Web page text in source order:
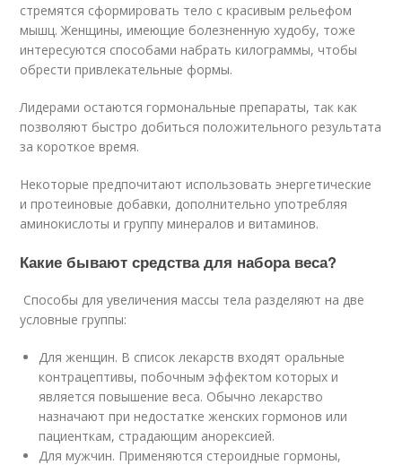
стремятся сформировать тело с красивым рельефом
мышц. Женщины, имеющие болезненную худобу, тоже
интересуются способами набрать килограммы, чтобы
обрести привлекательные формы.
Лидерами остаются гормональные препараты, так как
позволяют быстро добиться положительного результата
за короткое время.
Некоторые предпочитают использовать энергетические
и протеиновые добавки, дополнительно употребляя
аминокислоты и группу минералов и витаминов.
Какие бывают средства для набора веса?
Способы для увеличения массы тела разделяют на две
условные группы:
Для женщин. В список лекарств входят оральные
контрацептивы, побочным эффектом которых и
является повышение веса. Обычно лекарство
назначают при недостатке женских гормонов или
пациенткам, страдающим анорексией.
Для мужчин. Применяются стероидные гормоны,